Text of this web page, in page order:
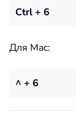
Ctrl + 6
Для Mac:
^ + 6